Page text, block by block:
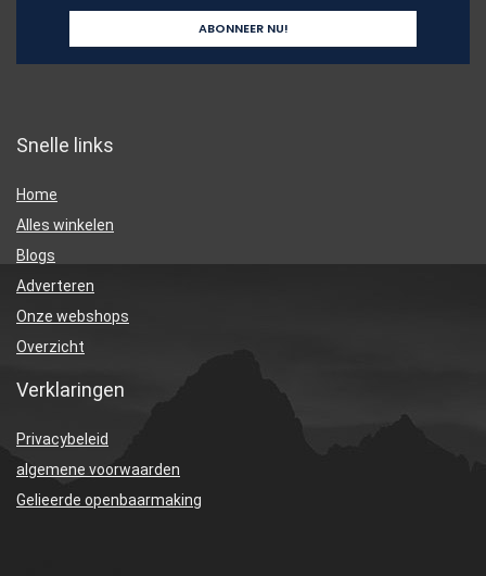
Snelle links
Home
Alles winkelen
Blogs
Adverteren
Onze webshops
Overzicht
Verklaringen
Privacybeleid
algemene voorwaarden
Gelieerde openbaarmaking